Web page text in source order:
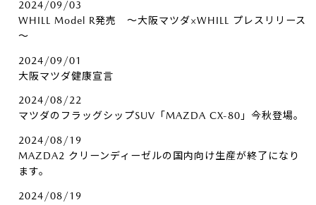
2024/09/03
WHILL Model R発売 ～大阪マツダ×WHILL プレスリリース
～
2024/09/01
大阪マツダ健康宣言
2024/08/22
マツダのフラッグシップSUV「MAZDA CX-80」今秋登場。
2024/08/19
MAZDA2 クリーンディーゼルの国内向け生産が終了になり
ます。
2024/08/19